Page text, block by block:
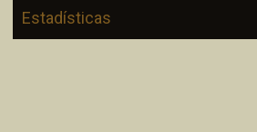
Estadísticas